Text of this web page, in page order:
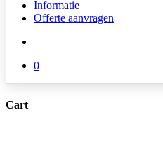
Informatie
Offerte aanvragen
0
Cart